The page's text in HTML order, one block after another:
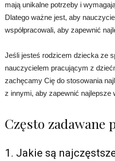
mają unikalne potrzeby i
Dlatego ważne jest, aby
współpracowali, aby zapewnić
Jeśli jesteś rodzicem dziecka ze
nauczycielem pracującym z
zachęcamy Cię do stosowania
z innymi, aby zapewnić najlepsze
Często zadawane
1. Jakie są